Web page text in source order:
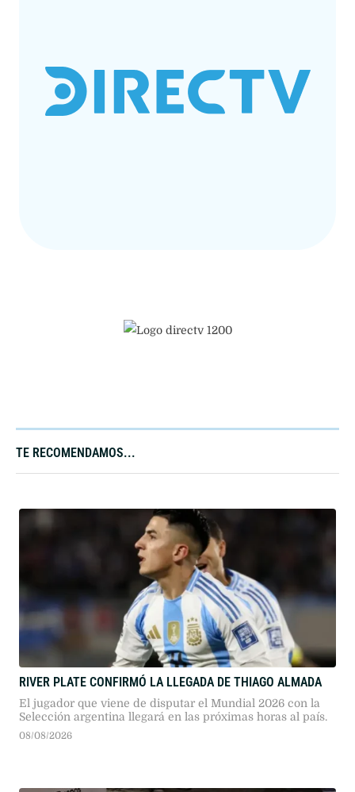
TE RECOMENDAMOS...
RIVER PLATE CONFIRMÓ LA LLEGADA DE THIAGO ALMADA
El jugador que viene de disputar el Mundial 2026 con la
Selección argentina llegará en las próximas horas al país.
08/08/2026